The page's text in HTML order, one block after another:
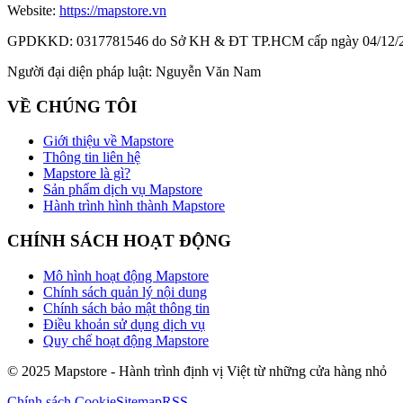
Website: https://mapstore.vn
GPDKKD: 0317781546 do Sở KH & ĐT TP.HCM cấp ngày 04/12/
Người đại diện pháp luật: Nguyễn Văn Nam
VỀ CHÚNG TÔI
Giới thiệu về Mapstore
Thông tin liên hệ
Mapstore là gì?
Sản phẩm dịch vụ Mapstore
Hành trình hình thành Mapstore
CHÍNH SÁCH HOẠT ĐỘNG
Mô hình hoạt động Mapstore
Chính sách quản lý nội dung
Chính sách bảo mật thông tin
Điều khoản sử dụng dịch vụ
Quy chế hoạt động Mapstore
© 2025 Mapstore - Hành trình định vị Việt từ những cửa hàng nhỏ